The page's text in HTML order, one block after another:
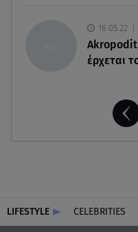
16.05.22
έρχεται
LIFESTYLE CELEBRITIES